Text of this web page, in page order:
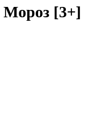
[3+]